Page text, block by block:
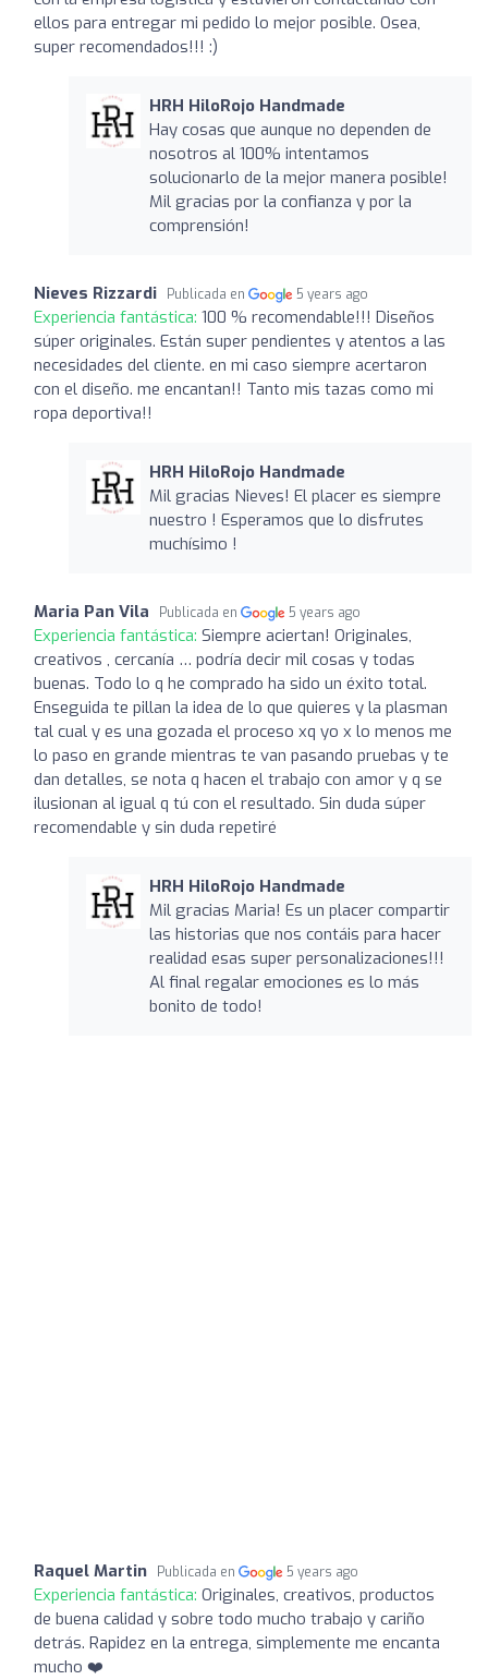
ellos para entregar mi pedido lo mejor posible. Osea,
super recomendados!!! :)
HRH HiloRojo Handmade
Hay cosas que aunque no dependen de
nosotros al 100% intentamos
solucionarlo de la mejor manera posible!
Mil gracias por la confianza y por la
comprensión!
Nieves Rizzardi Publicada en 5 years ago
Experiencia fantástica: 100 % recomendable!!! Diseños
súper originales. Están super pendientes y atentos a las
necesidades del cliente. en mi caso siempre acertaron
con el diseño. me encantan!! Tanto mis tazas como mi
ropa deportiva!!
HRH HiloRojo Handmade
Mil gracias Nieves! El placer es siempre
nuestro ! Esperamos que lo disfrutes
muchísimo !
Maria Pan Vila Publicada en 5 years ago
Experiencia fantástica: Siempre aciertan! Originales,
creativos , cercanía … podría decir mil cosas y todas
buenas. Todo lo q he comprado ha sido un éxito total.
Enseguida te pillan la idea de lo que quieres y la plasman
tal cual y es una gozada el proceso xq yo x lo menos me
lo paso en grande mientras te van pasando pruebas y te
dan detalles, se nota q hacen el trabajo con amor y q se
ilusionan al igual q tú con el resultado. Sin duda súper
recomendable y sin duda repetiré
HRH HiloRojo Handmade
Mil gracias Maria! Es un placer compartir
las historias que nos contáis para hacer
realidad esas super personalizaciones!!!
Al final regalar emociones es lo más
bonito de todo!
Raquel Martin Publicada en 5 years ago
Experiencia fantástica: Originales, creativos, productos
de buena calidad y sobre todo mucho trabajo y cariño
detrás. Rapidez en la entrega, simplemente me encanta
mucho ❤️